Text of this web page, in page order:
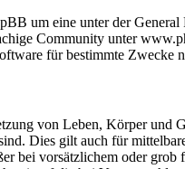
um eine unter der
Community unter
für bestimmte Zwecke
von Leben, Körper und
Dies gilt auch für
bei vorsätzlichem oder